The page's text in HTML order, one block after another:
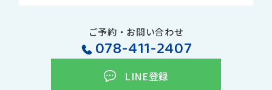
ご予約・お問い合わせ
078-411-2407
LINE登録